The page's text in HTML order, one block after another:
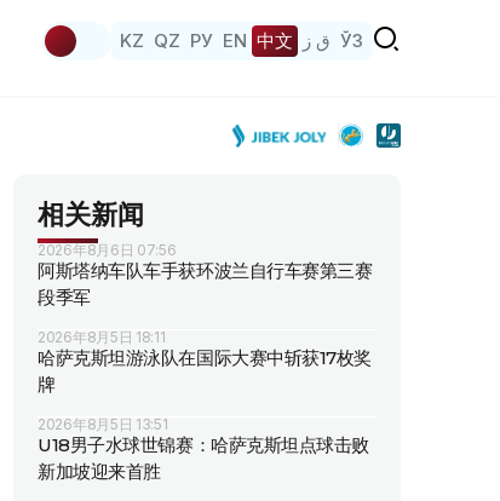
KZ QZ РУ EN 中文 ق ز ЎЗ
相关新闻
2026年8月6日 07:56
阿斯塔纳车队车手获环波兰自行车赛第三赛
段季军
2026年8月5日 18:11
哈萨克斯坦游泳队在国际大赛中斩获17枚奖
牌
2026年8月5日 13:51
U18男子水球世锦赛：哈萨克斯坦点球击败
新加坡迎来首胜